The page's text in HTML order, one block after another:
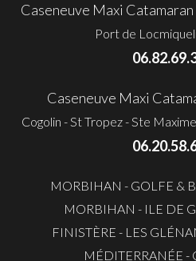
Caseneuve Maxi
Port de
Caseneuve Maxi
Cogolin - St Tropez - Ste
MORBIHAN - GOLFE &
MORBIHAN - ILE DE
FINISTÈRE - LES
MÉDITERRANÉE -